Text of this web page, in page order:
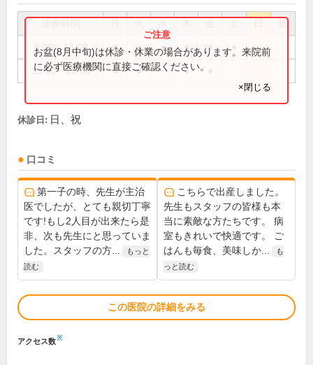
祝
9:00～13:00 ● ● ● ● ●
15:00～18:00 ● ● ●
お盆(8月中旬)は休診・休業の場合があります。来院前
に必ず医療機関に直接ご確認ください。
×閉じる
休診日: 日、祝
口コミ
第一子の時、先生が主治
医でしたが、とても親切丁寧
です!もし2人目が出来たら是
非、次も先生にと思っていま
した。スタッフの方...
もっと
読む
こちらで出産しました。
先生もスタッフの皆様も本
当に素敵な方たちです。 病
室もきれいで快適です。 ご
はんも毎食、美味しか...
も
っと読む
この医院の詳細をみる
アクセス数※